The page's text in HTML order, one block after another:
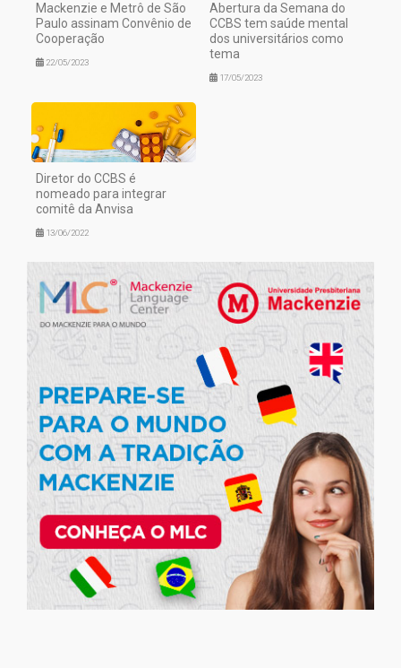
Mackenzie e Metrô de São
Paulo assinam Convênio de
Cooperação
22/05/2023
Abertura da Semana do
CCBS tem saúde mental
dos universitários como
tema
17/05/2023
Diretor do CCBS é
nomeado para integrar
comitê da Anvisa
13/06/2022